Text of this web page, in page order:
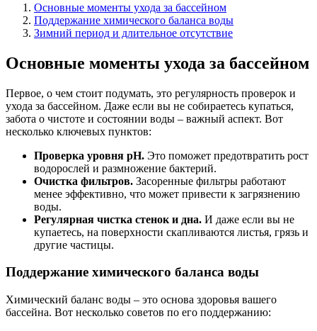
Основные моменты ухода за бассейном
Поддержание химического баланса воды
Зимний период и длительное отсутствие
Основные моменты ухода за бассейном
Первое, о чем стоит подумать, это регулярность проверок и
ухода за бассейном. Даже если вы не собираетесь купаться,
забота о чистоте и состоянии воды – важный аспект. Вот
несколько ключевых пунктов:
Проверка уровня pH. Это поможет предотвратить рост
водорослей и размножение бактерий.
Очистка фильтров. Засоренные фильтры работают
менее эффективно, что может привести к загрязнению
воды.
Регулярная чистка стенок и дна. И даже если вы не
купаетесь, на поверхности скапливаются листья, грязь и
другие частицы.
Поддержание химического баланса воды
Химический баланс воды – это основа здоровья вашего
бассейна. Вот несколько советов по его поддержанию: